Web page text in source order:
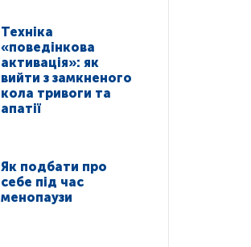
Техніка
«поведінкова
активація»: як
вийти з замкненого
кола тривоги та
апатії
Як подбати про
себе під час
менопаузи